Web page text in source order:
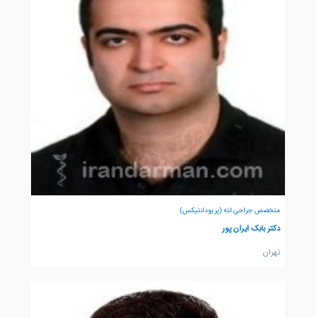
متخصص جراحی لثه (پریودانتیکس)
دکتر بابک ایران پور
تهران